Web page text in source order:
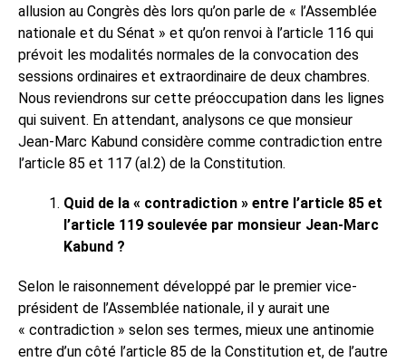
allusion au Congrès dès lors qu’on parle de « l’Assemblée
nationale et du Sénat » et qu’on renvoi à l’article 116 qui
prévoit les modalités normales de la convocation des
sessions ordinaires et extraordinaire de deux chambres.
Nous reviendrons sur cette préoccupation dans les lignes
qui suivent. En attendant, analysons ce que monsieur
Jean-Marc Kabund considère comme contradiction entre
l’article 85 et 117 (al.2) de la Constitution.
Quid de la « contradiction » entre l’article 85 et
l’article 119 soulevée par monsieur Jean-Marc
Kabund ?
Selon le raisonnement développé par le premier vice-
président de l’Assemblée nationale, il y aurait une
« contradiction » selon ses termes, mieux une antinomie
entre d’un côté l’article 85 de la Constitution et, de l’autre